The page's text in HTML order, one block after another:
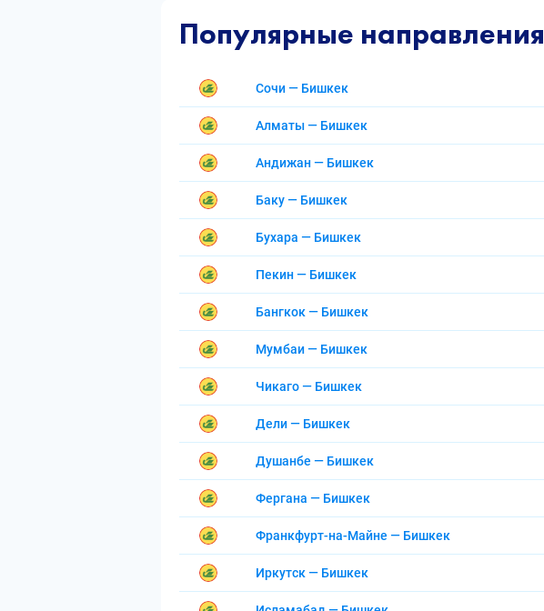
Популярные направления
Сочи — Бишкек
Алматы — Бишкек
Андижан — Бишкек
Баку — Бишкек
Бухара — Бишкек
Пекин — Бишкек
Бангкок — Бишкек
Мумбаи — Бишкек
Чикаго — Бишкек
Дели — Бишкек
Душанбе — Бишкек
Фергана — Бишкек
Франкфурт-на-Майне — Бишкек
Иркутск — Бишкек